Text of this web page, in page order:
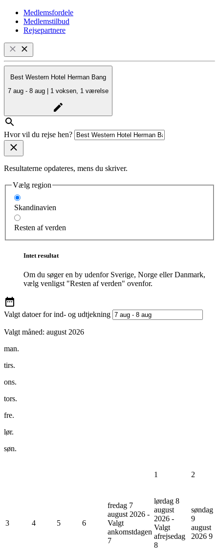
Medlemsfordele
Medlemstilbud
Rejsepartnere
Best Western Hotel Herman Bang
7 aug - 8 aug | 1 voksen, 1 værelse
Hvor vil du rejse hen?
Resultaterne opdateres, mens du skriver.
Vælg region
Skandinavien
Resten af verden
Intet resultat
Om du søger en by udenfor Sverige, Norge eller Danmark,
vælg venligst "Resten af verden" ovenfor.
Valgt datoer for ind- og udtjekning
Valgt måned: august 2026
man.
tirs.
ons.
tors.
fre.
lør.
søn.
1 2
3 4 5 6
fredag 7
august 2026 -
Valgt
ankomstdagen
7
lørdag 8
august
2026 -
Valgt
afrejsedag
8
søndag
9
august
2026 9